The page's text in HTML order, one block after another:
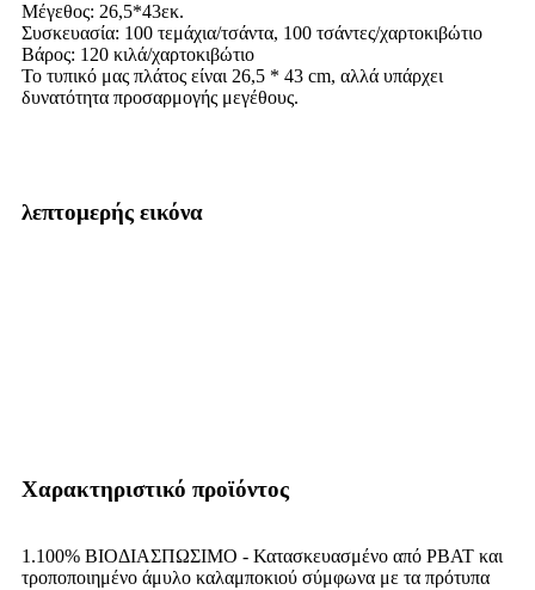
Μέγεθος: 26,5*43εκ.
Συσκευασία: 100 τεμάχια/τσάντα, 100 τσάντες/χαρτοκιβώτιο
Βάρος: 120 κιλά/χαρτοκιβώτιο
Το τυπικό μας πλάτος είναι 26,5 * 43 cm, αλλά υπάρχει
δυνατότητα προσαρμογής μεγέθους.
λεπτομερής εικόνα
Χαρακτηριστικό προϊόντος
1.100% ΒΙΟΔΙΑΣΠΩΣΙΜΟ - Κατασκευασμένο από PBAT και
τροποποιημένο άμυλο καλαμποκιού σύμφωνα με τα πρότυπα